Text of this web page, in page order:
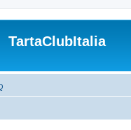
TartaClubItalia